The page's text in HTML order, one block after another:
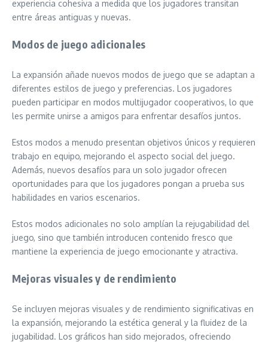
experiencia cohesiva a medida que los jugadores transitan
entre áreas antiguas y nuevas.
Modos de juego adicionales
La expansión añade nuevos modos de juego que se adaptan a
diferentes estilos de juego y preferencias. Los jugadores
pueden participar en modos multijugador cooperativos, lo que
les permite unirse a amigos para enfrentar desafíos juntos.
Estos modos a menudo presentan objetivos únicos y requieren
trabajo en equipo, mejorando el aspecto social del juego.
Además, nuevos desafíos para un solo jugador ofrecen
oportunidades para que los jugadores pongan a prueba sus
habilidades en varios escenarios.
Estos modos adicionales no solo amplían la rejugabilidad del
juego, sino que también introducen contenido fresco que
mantiene la experiencia de juego emocionante y atractiva.
Mejoras visuales y de rendimiento
Se incluyen mejoras visuales y de rendimiento significativas en
la expansión, mejorando la estética general y la fluidez de la
jugabilidad. Los gráficos han sido mejorados, ofreciendo